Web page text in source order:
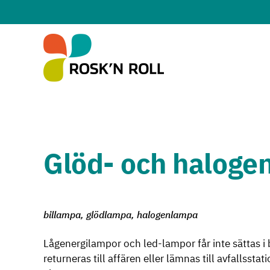
Glöd- och
billampa, glödlampa, halogenlampa
Lågenergilampor och led-lampor får inte sättas i
returneras till affären eller lämnas till